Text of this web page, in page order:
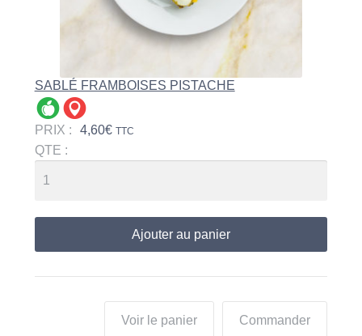
SABLÉ FRAMBOISES PISTACHE
PRIX : 4,60€ TTC
QTE :
Ajouter au panier
Commander
Voir le panier